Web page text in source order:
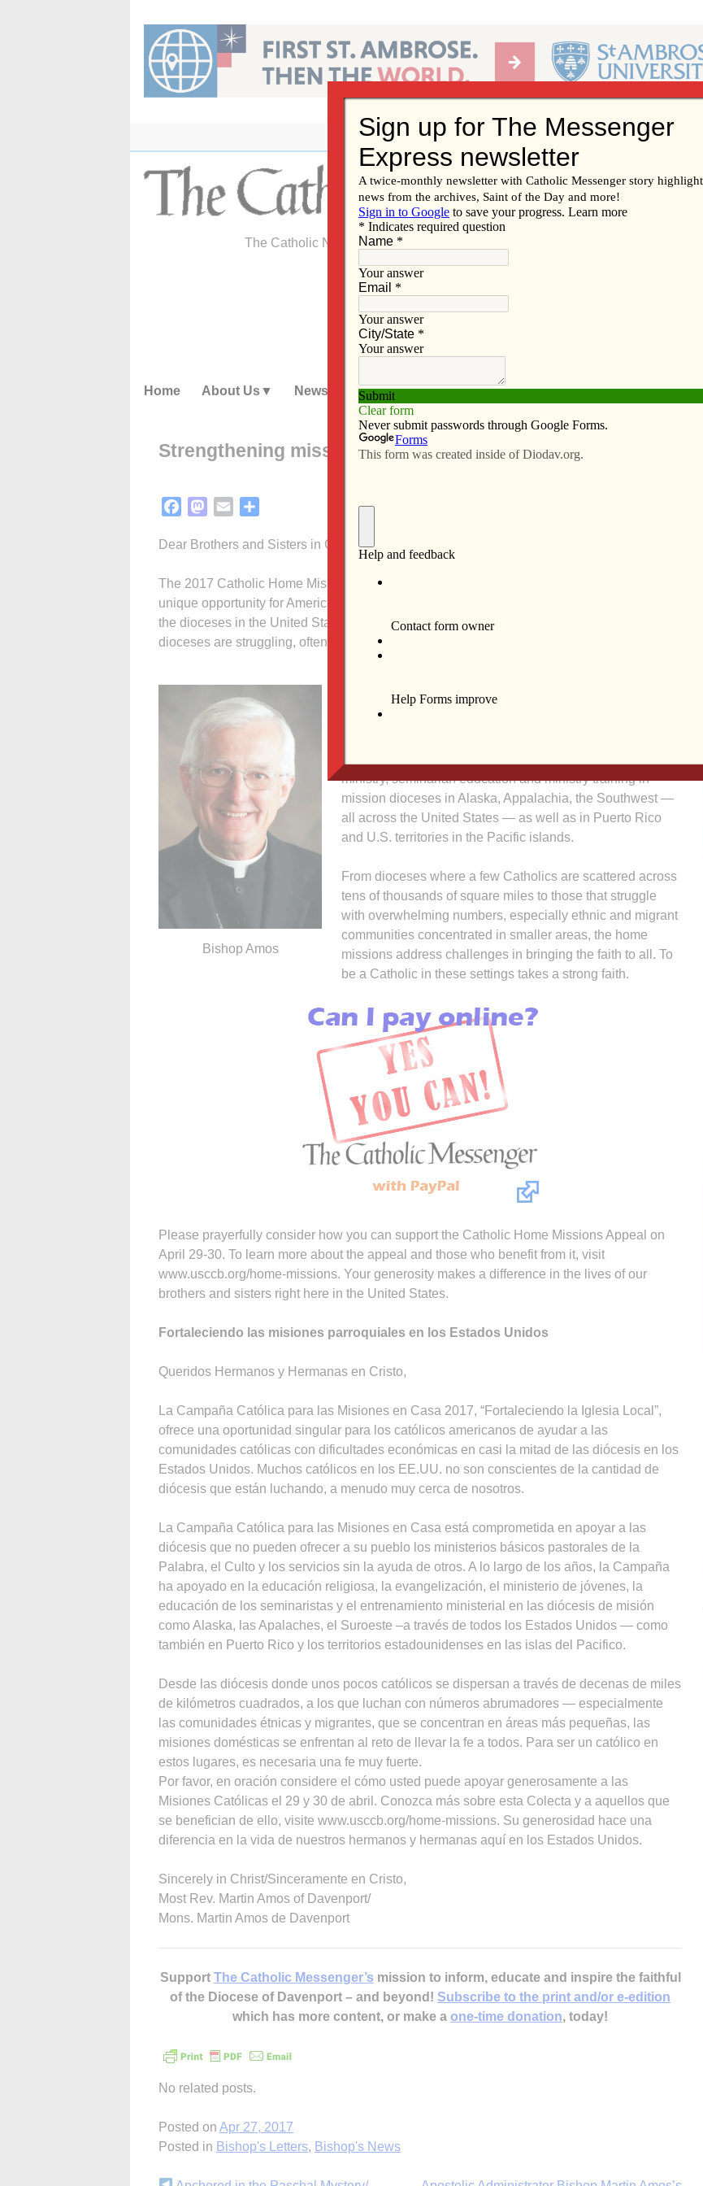
content
The Catholic Newspaper of the Diocese of Davenport
Home About Us News Subscribe Advertise Video Resources/Links
Strengthening mission parishes in the U.S.
FacebookMastodon
Email
Dear Brothers and Sisters in Christ,
The 2017 Catholic Home Missions Appeal, Strengthening the Church at Home, provides a
unique opportunity for Americans to assist struggling Catholic communities in almost half of
the dioceses in the United States. Many Catholics in the U.S. are unaware of how many
dioceses are struggling, often right next door.
Bishop Amos
supporting dioceses that are unable to offer their people the
basic pastoral ministries of word, worship and service
ministry, seminarian education and ministry training in
mission dioceses in Alaska, Appalachia, the Southwest —
all across the United States — as well as in Puerto Rico
and U.S. territories in the Pacific islands.
From dioceses where a few Catholics are scattered across
tens of thousands of square miles to those that struggle
with overwhelming numbers, especially ethnic and migrant
communities concentrated in smaller areas, the home
missions address challenges in bringing the faith to all. To
be a Catholic in these settings takes a strong faith.
Please prayerfully consider how you can support the Catholic Home Missions Appeal on
April 29-30. To learn more about the appeal and those who benefit from it, visit
www.usccb.org/home-missions. Your generosity makes a difference in the lives of our
brothers and sisters right here in the United States.
Fortaleciendo las misiones parroquiales en los Estados Unidos
Queridos Hermanos y Hermanas en Cristo,
La Campaña Católica para las Misiones en Casa 2017, “Fortaleciendo la Iglesia Local”,
ofrece una oportunidad singular para los católicos americanos de ayudar a las
comunidades católicas con dificultades económicas en casi la mitad de las diócesis en los
Estados Unidos. Muchos católicos en los EE.UU. no son conscientes de la cantidad de
diócesis que están luchando, a menudo muy cerca de nosotros.
La Campaña Católica para las Misiones en Casa está comprometida en apoyar a las
diócesis que no pueden ofrecer a su pueblo los ministerios básicos pastorales de la
Palabra, el Culto y los servicios sin la ayuda de otros. A lo largo de los años, la Campaña
ha apoyado en la educación religiosa, la evangelización, el ministerio de jóvenes, la
educación de los seminaristas y el entrenamiento ministerial en las diócesis de misión
como Alaska, las Apalaches, el Suroeste –a través de todos los Estados Unidos — como
también en Puerto Rico y los territorios estadounidenses en las islas del Pacifico.
Desde las diócesis donde unos pocos católicos se dispersan a través de decenas de miles
de kilómetros cuadrados, a los que luchan con números abrumadores — especialmente
las comunidades étnicas y migrantes, que se concentran en áreas más pequeñas, las
misiones domésticas se enfrentan al reto de llevar la fe a todos. Para ser un católico en
estos lugares, es necesaria una fe muy fuerte.
Por favor, en oración considere el cómo usted puede apoyar generosamente a las
Misiones Católicas el 29 y 30 de abril. Conozca más sobre esta Colecta y a aquellos que
se benefician de ello, visite www.usccb.org/home-missions. Su generosidad hace una
diferencia en la vida de nuestros hermanos y hermanas aquí en los Estados Unidos.
Sincerely in Christ/Sinceramente en Cristo,
Most Rev. Martin Amos of Davenport/
Mons. Martin Amos de Davenport
Support The Catholic Messenger’s mission to inform, educate and inspire the faithful
of the Diocese of Davenport – and beyond! Subscribe to the print and/or e-edition
which has more content, or make a one-time donation, today!
No related posts.
Posted on Apr 27, 2017
Posted in Bishop's Letters, Bishop's News